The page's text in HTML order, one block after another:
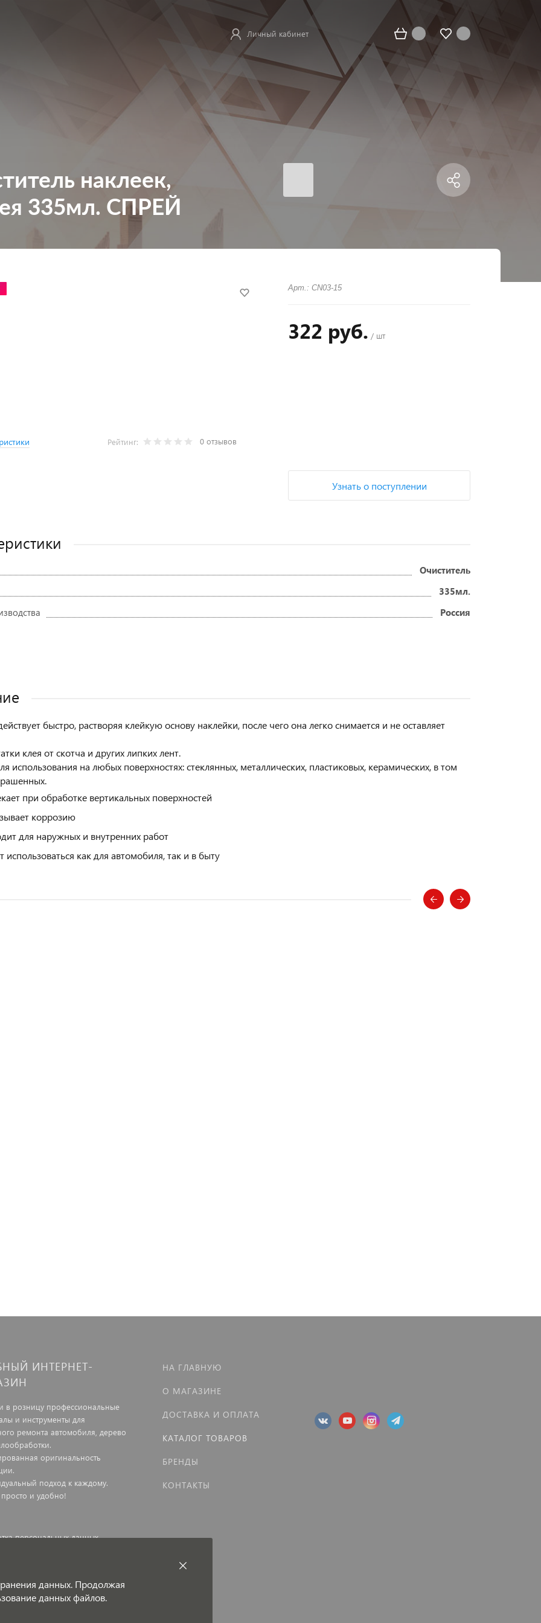
Личный кабинет
наклеек,
335мл. СПРЕЙ
Рейтинг: 0 отзывов
Арт.: CN03-15
322 руб. / шт
Узнать о поступлении
Очиститель
335мл.
Россия
быстро, растворяя клейкую основу наклейки, после чего она легко снимается и не оставляет
клея от скотча и других липких лент.
использования на любых поверхностях: стеклянных, металлических, пластиковых, керамических, в том
при обработке вертикальных поверхностей
коррозию
для наружных и внутренних работ
как для автомобиля, так и в быту
ИНТЕРНЕТ-
в розницу профессиональные
и инструменты для
ремонта автомобиля, дерево
оригинальность
подход к каждому.
и удобно!
персональных данных
оферта
под защитой
НА ГЛАВНУЮ
О МАГАЗИНЕ
ДОСТАВКА И ОПЛАТА
КАТАЛОГ ТОВАРОВ
БРЕНДЫ
КОНТАКТЫ
данных. Продолжая
данных файлов.